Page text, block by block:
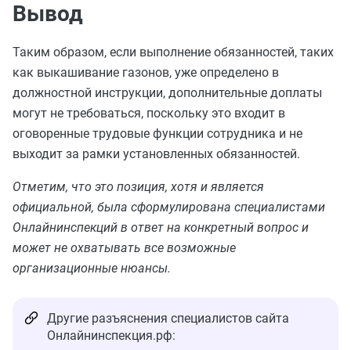
Вывод
Таким образом, если выполнение обязанностей, таких
как выкашивание газонов, уже определено в
должностной инструкции, дополнительные доплаты
могут не требоваться, поскольку это входит в
оговоренные трудовые функции сотрудника и не
выходит за рамки установленных обязанностей.
Отметим, что это позиция, хотя и является
официальной, была сформулирована специалистами
Онлайнинспекций в ответ на конкретный вопрос и
может не охватывать все возможные
организационные нюансы.
Другие разъяснения специалистов сайта
Онлайнинспекция.рф: